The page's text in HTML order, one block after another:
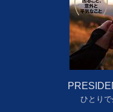
ひとりで